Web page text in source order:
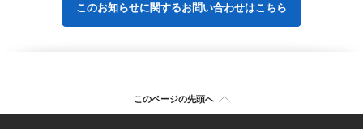
このお知らせに関するお問い合わせはこちら
このページの先頭へ